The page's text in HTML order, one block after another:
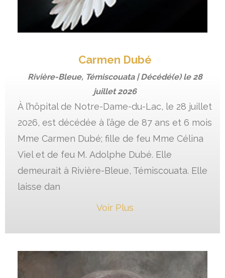
Carmen Dubé
Rivière-Bleue, Témiscouata | Décédé(e) le28
juillet 2026
À l’hôpital de Notre-Dame-du-Lac, le 28 juillet
2026, est décédée à l’âge de 87 ans et 6 mois
Mme Carmen Dubé; fille de feu Mme Célina
Viel et de feu M. Adolphe Dubé. Elle
demeurait à Rivière-Bleue, Témiscouata. Elle
laisse dan
Voir Plus